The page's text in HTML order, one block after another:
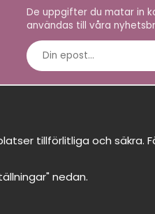
De uppgifter du matar in
användas till våra
E-
postadress
tillförlitliga och säkra.
nedan.